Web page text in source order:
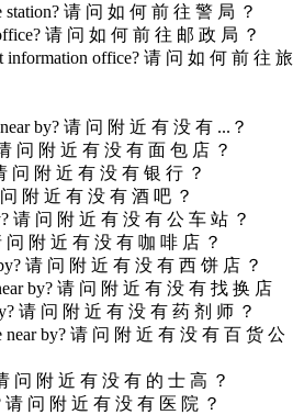
station? 请 问 如 何 前 往 警 局 ？
请 问 如 何 前 往 邮 政 局 ？
information office? 请 问 如 何 前 往 旅
by? 请 问 附 近 有 没 有 ...？
问 附 近 有 没 有 面 包 店 ？
问 附 近 有 没 有 银 行 ？
问 附 近 有 没 有 酒 吧 ？
请 问 附 近 有 没 有 公 车 站 ？
问 附 近 有 没 有 咖 啡 店 ？
请 问 附 近 有 没 有 西 饼 店 ？
by? 请 问 附 近 有 没 有 找 换 店
请 问 附 近 有 没 有 药 剂 师 ？
near by? 请 问 附 近 有 没 有 百 货 公
问 附 近 有 没 有 的 士 高 ？
请 问 附 近 有 没 有 医 院 ？